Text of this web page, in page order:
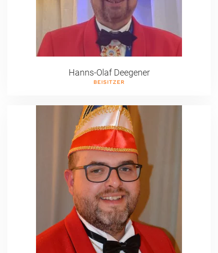
Hanns-Olaf Deegener
BEISITZER